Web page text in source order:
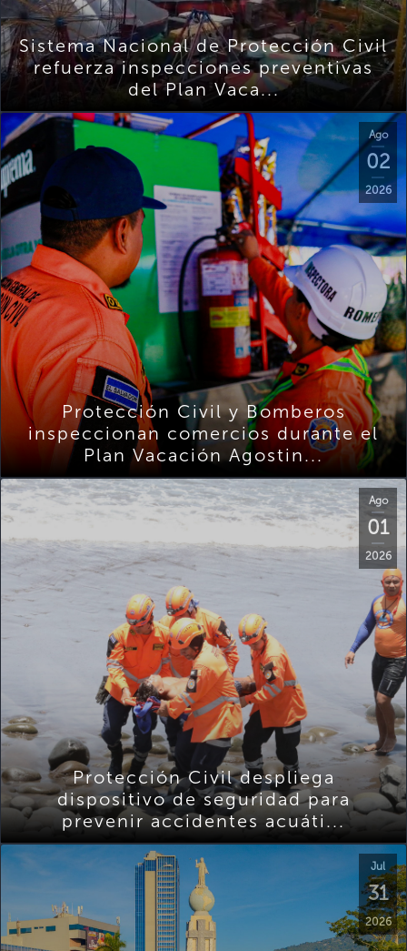
Sistema Nacional de Protección Civil
refuerza inspecciones preventivas
del Plan Vaca...
Ago
02
2026
Protección Civil y Bomberos
inspeccionan comercios durante el
Plan Vacación Agostin...
Ago
01
2026
Protección Civil despliega
dispositivo de seguridad para
prevenir accidentes acuáti...
Jul
31
2026